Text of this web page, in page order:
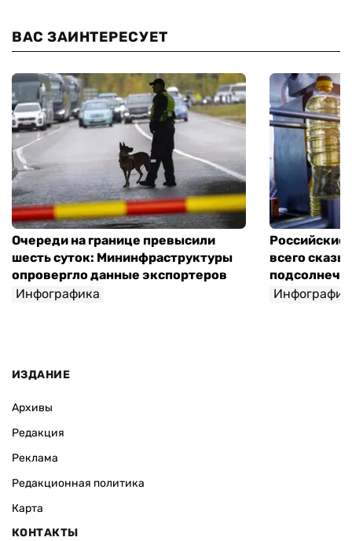
ВАС ЗАИНТЕРЕСУЕТ
Очереди на границе превысили
шесть суток: Мининфраструктуры
опровергло данные экспортеров
Инфографика
Российские
всего
ИЗДАНИЕ
Архивы
Редакция
Реклама
Редакционная политика
Карта
КОНТАКТЫ